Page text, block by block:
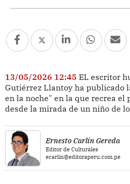
13/05/2026 12:45 EL escritor
Gutiérrez Llantoy ha publicado
en la noche" en la que recrea el
desde la mirada de un niño de
Ernesto Carlín Gereda
Editor de Culturales
ecarlin@editoraperu.com.pe